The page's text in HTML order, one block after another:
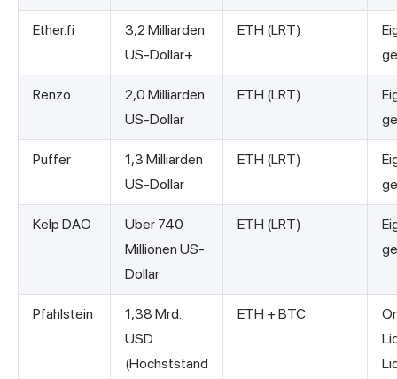
Ether.fi
3,2 Milliarden
US-Dollar+
ETH (LRT)
Renzo
2,0 Milliarden
US-Dollar
ETH (LRT)
Puffer
1,3 Milliarden
US-Dollar
ETH (LRT)
Kelp DAO
Über 740
Millionen US-
Dollar
ETH (LRT)
Pfahlstein
1,38 Mrd.
USD
(Höchststand
ETH + BTC